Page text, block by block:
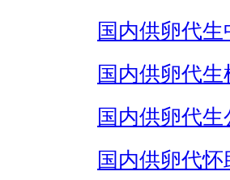
国内供卵代生
国内供卵代生
国内供卵代生
国内供卵代怀